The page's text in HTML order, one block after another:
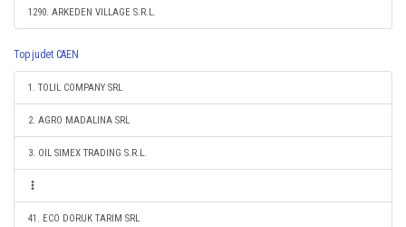
1290. ARKEDEN VILLAGE S.R.L.
Top judet CAEN
1. TOLIL COMPANY SRL
2. AGRO MADALINA SRL
3. OIL SIMEX TRADING S.R.L.
41. ECO DORUK TARIM SRL